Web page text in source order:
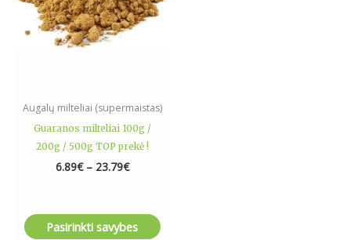
Augalų milteliai (supermaistas)
Guaranos milteliai 100g /
200g / 500g TOP prekė !
6.89€ – 23.79€
Pasirinkti savybes
options
may
be
product
page